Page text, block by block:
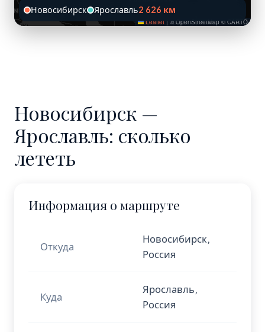
Leaflet | © OpenStreetMap © CARTO
Новосибирск Ярославль2 626 км
Новосибирск —
Ярославль: сколько
лететь
Информация о маршруте
Откуда
Новосибирск,
Россия
Куда
Ярославль,
Россия